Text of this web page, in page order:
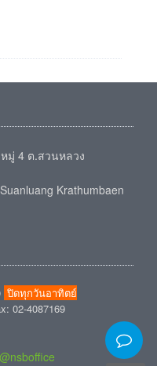
มู่ 4 ต.สวนหลวง
Krathumbaen
ปิดทุกวันอาทิตย์
02-4087169
@nsboffice